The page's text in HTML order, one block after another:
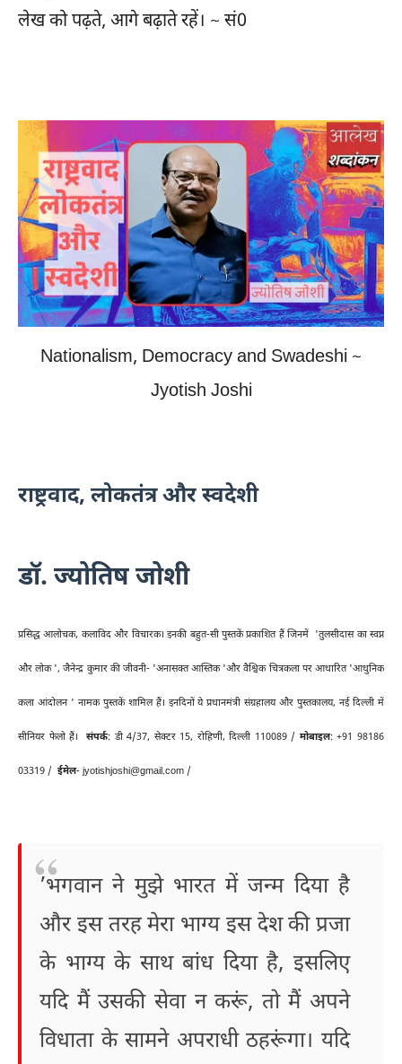
लेख को पढ़ते, आगे बढ़ाते रहें। ~ सं0
Nationalism, Democracy and Swadeshi ~
Jyotish Joshi
राष्ट्रवाद, लोकतंत्र और स्वदेशी
डॉ. ज्योतिष जोशी
प्रसिद्ध आलोचक, कलाविद और विचारक। इनकी बहुत-सी पुस्तकें प्रकाशित हैं जिनमें 'तुलसीदास का स्वप्न
और लोक ', जैनेन्द्र कुमार की जीवनी- 'अनासक्त आस्तिक 'और वैश्विक चित्रकला पर आधारित 'आधुनिक
कला आंदोलन ' नामक पुस्तकें शामिल हैं। इनदिनों ये प्रधानमंत्री संग्रहालय और पुस्तकालय, नई दिल्ली में
सीनियर फेलो हैं।संपर्क: डी 4/37, सेक्टर 15, रोहिणी, दिल्ली 110089 / मोबाइल: +91 98186
03319 / ईमेल- jyotishjoshi@gmail.com /
’भगवान ने मुझे भारत में जन्म दिया है
और इस तरह मेरा भाग्य इस देश की प्रजा
के भाग्य के साथ बांध दिया है, इसलिए
यदि मैं उसकी सेवा न करूं, तो मैं अपने
विधाता के सामने अपराधी ठहरूंगा। यदि